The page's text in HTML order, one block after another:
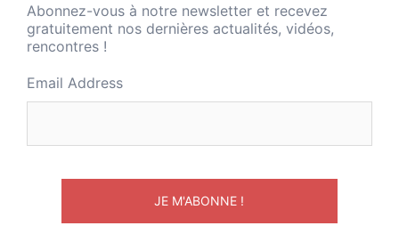
Abonnez-vous à notre newsletter et recevez
gratuitement nos dernières actualités, vidéos,
rencontres !
Email Address